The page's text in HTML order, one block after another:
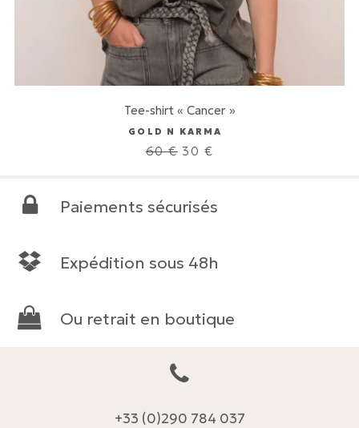
Tee-shirt « Cancer »
GOLD N KARMA
60€ Le
60 €.
30 €
30 €.
Paiements sécurisés
Expédition sous 48h
Ou retrait en boutique
+33 (0)290 784 037